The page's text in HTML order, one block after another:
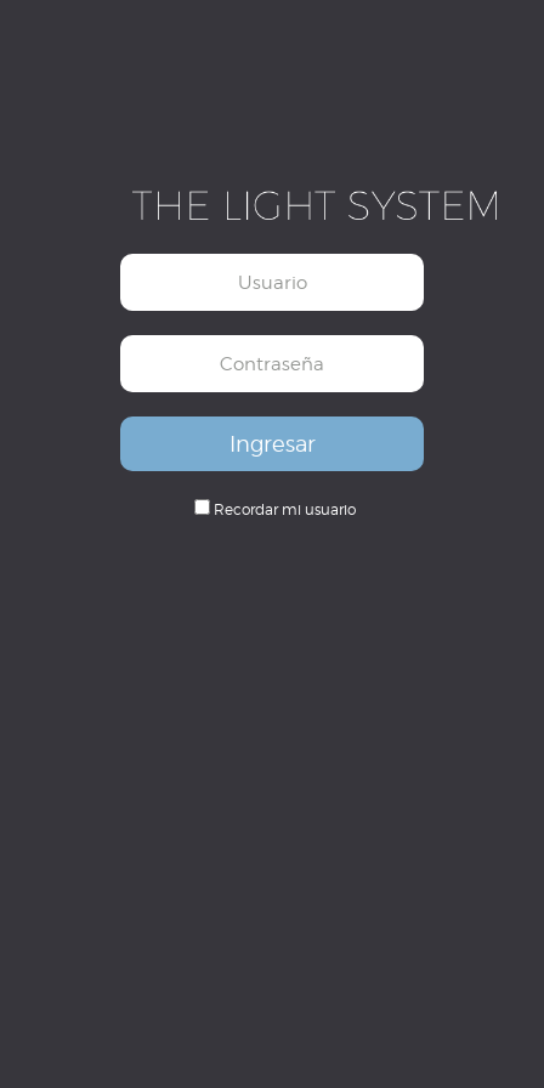
Recordar mi usuario